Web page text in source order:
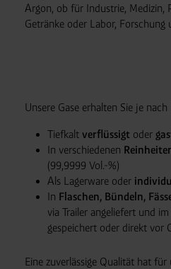
Argon, ob für Industrie, Medizin,
Getränke oder Labor, Forschung
Unsere Gase erhalten Sie je
Tiefkalt verflüssigt oder
In verschiedenen
(99,9999 Vol.-%)
Als Lagerware oder
In Flaschen, Bündeln,
via Trailer angeliefert und
gespeichert oder direkt vor
Eine zuverlässige Qualität hat